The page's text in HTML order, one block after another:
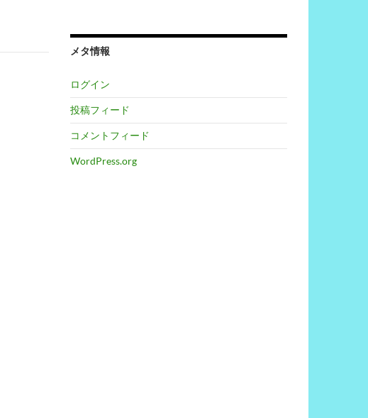
メタ情報
ログイン
投稿フィード
コメントフィード
WordPress.org